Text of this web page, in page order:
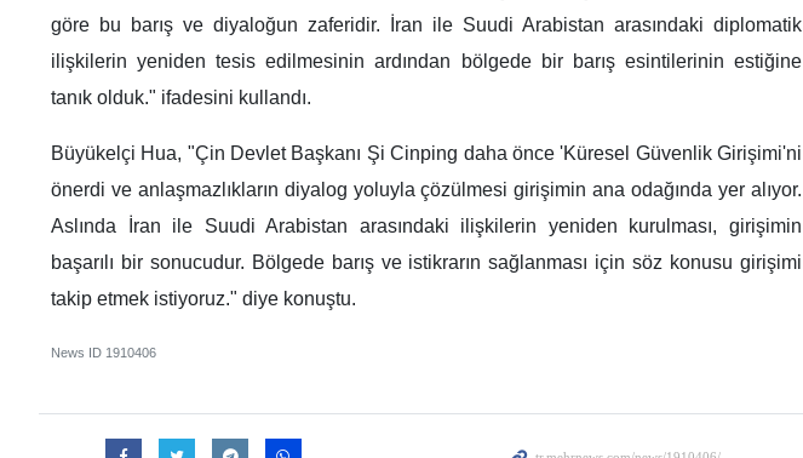
göre bu barış ve diyaloğun zaferidir. İran ile Suudi Arabistan arasındaki diplomatik
ilişkilerin yeniden tesis edilmesinin ardından bölgede bir barış esintilerinin estiğine
tanık olduk." ifadesini kullandı.
Büyükelçi Hua, "Çin Devlet Başkanı Şi Cinping daha önce 'Küresel Güvenlik Girişimi'ni
önerdi ve anlaşmazlıkların diyalog yoluyla çözülmesi girişimin ana odağında yer alıyor.
Aslında İran ile Suudi Arabistan arasındaki ilişkilerin yeniden kurulması, girişimin
başarılı bir sonucudur. Bölgede barış ve istikrarın sağlanması için söz konusu girişimi
takip etmek istiyoruz." diye konuştu.
News ID 1910406